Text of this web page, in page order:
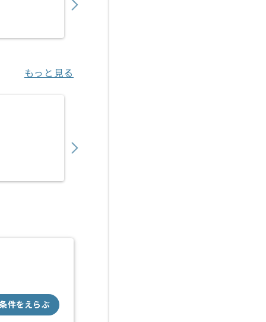
もっと見る
件をえらぶ